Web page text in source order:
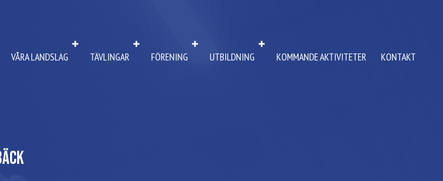
VÅRA LANDSLAG TÄVLINGAR FÖRENING UTBILDNING KOMMANDE AKTIVITETER KONTAKT